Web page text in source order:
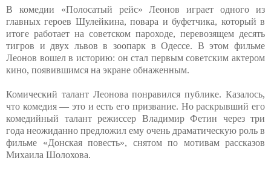
В комедии «Полосатый рейс» Леонов играет одного из
главных героев Шулейкина, повара и буфетчика, который в
итоге работает на советском пароходе, перевозящем десять
тигров и двух львов в зоопарк в Одессе. В этом фильме
Леонов вошел в историю: он стал первым советским актером
кино, появившимся на экране обнаженным.
Комический талант Леонова понравился публике. Казалось,
что комедия — это и есть его призвание. Но раскрывший его
комедийный талант режиссер Владимир Фетин через три
года неожиданно предложил ему очень драматическую роль в
фильме «Донская повесть», снятом по мотивам рассказов
Михаила Шолохова.